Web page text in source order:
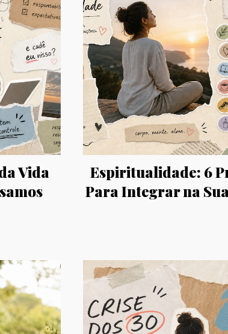
Vida
Espiritualidade: 6
Para Integrar na